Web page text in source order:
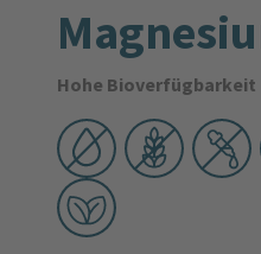
Hohe Bioverfügbarkeit